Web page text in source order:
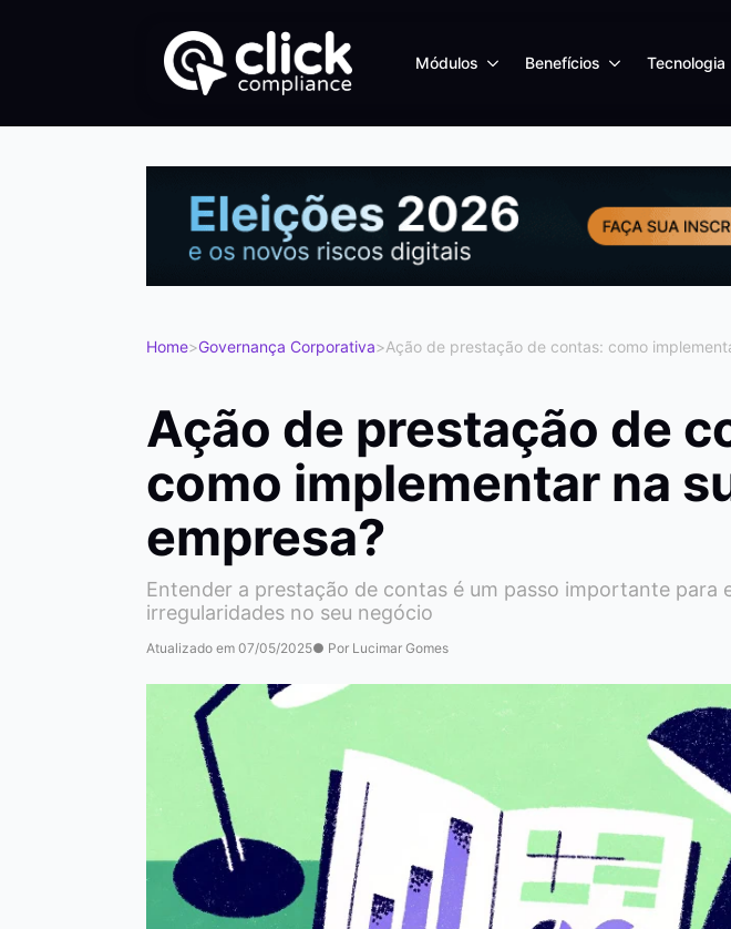
Módulos Benefícios Tecnologia
Home>Governança Corporativa>Ação de prestação de contas: como
Ação de prestação de
como implementar na
empresa?
Entender a prestação de contas é um passo importante para
irregularidades no seu negócio
Atualizado em 07/05/2025● Por Lucimar Gomes